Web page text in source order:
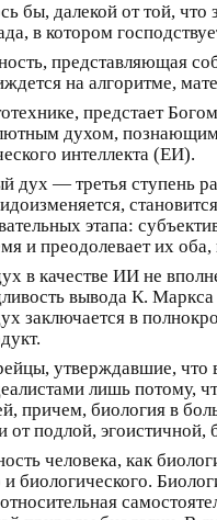
бы, далекой от той, что
в котором
представляющая
на алгоритме,
предстает
духом, познающим
интеллекта (ЕИ).
— третья ступень
этапа:
и преодолевает их
в качестве ИИ не
вывода К. Маркса
заключается в
утверждавшие, что
лишь потому,
причем, биология в
от подлой,
человека, как
биологического.